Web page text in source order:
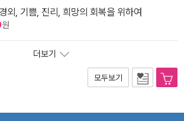
외, 기쁨, 진리, 희망의 회복을 위하여
원
더보기
모두보기